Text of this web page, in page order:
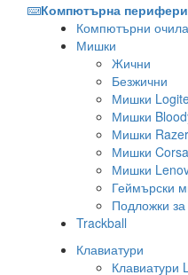
Компютърна
Компютърни очила
Мишки
Жични
Безжични
Мишки
Мишки
Мишки Razer
Мишки
Мишки
Геймърски
Подложки
Trackball
Клавиатури
Клавиатури